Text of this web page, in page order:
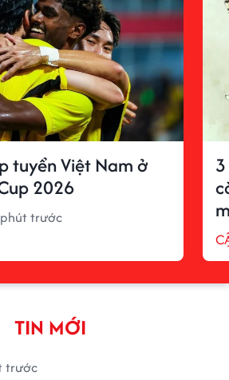
tuyển Việt Nam ở
2026
trước
TIN MỚI
trước